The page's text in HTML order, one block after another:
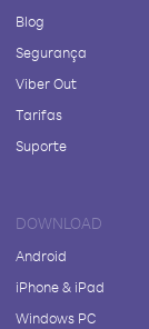
Blog
Segurança
Viber Out
Tarifas
Suporte
DOWNLOAD
Android
iPhone & iPad
Windows PC